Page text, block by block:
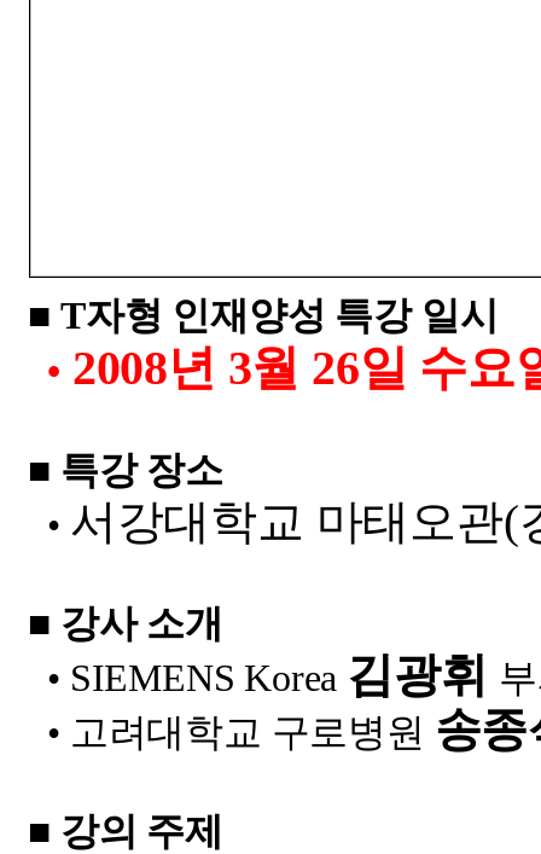
■T자형 인재양성 특강 일시
• 2008년 3월 26일 수요
■ 특강 장소
• 서강대학교 마태오관(
■ 강사 소개
• SIEMENS Korea 김광휘
• 고려대학교 구로병원 송종
■ 강의 주제